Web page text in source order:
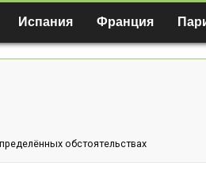
Испания Франция
обстоятельствах